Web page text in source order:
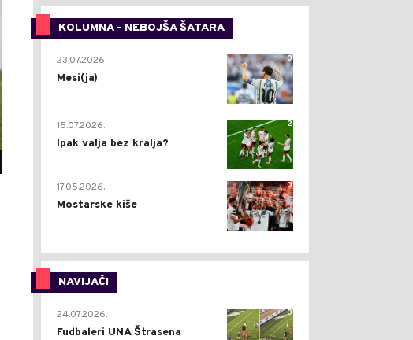
KOLUMNA - NEBOJŠA ŠATARA
0
23.07.2026.
Mesi(ja)
2
15.07.2026.
Ipak valja bez kralja?
0
17.05.2026.
Mostarske kiše
NAVIJAČI
0
24.07.2026.
Fudbaleri UNA Štrasena